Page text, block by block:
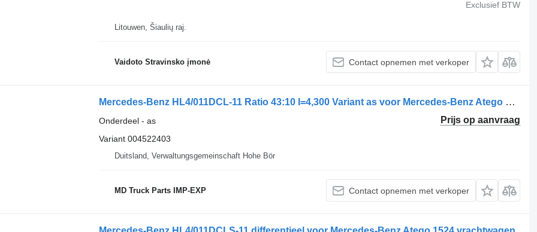
Exclusief BTW
Litouwen, Šiaulių raj.
Vaidoto Stravinsko įmonė Contact opnemen met verkoper
Mercedes-Benz HL4/011DCL-11 Ratio 43:10 I=4,300 Variant as voor Mercedes-Benz Atego 1524-1529 vrachtwagen
Prijs op aanvraag
Onderdeel - as
Variant 004522403
Duitsland, Verwaltungsgemeinschaft Hohe Bör
MD Truck Parts IMP-EXP Contact opnemen met verkoper